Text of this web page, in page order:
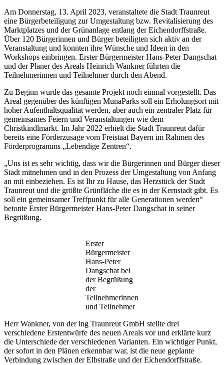
Am Donnerstag, 13. April 2023, veranstaltete die Stadt Traunreut
eine Bürgerbeteiligung zur Umgestaltung bzw. Revitalisierung des
Marktplatzes und der Grünanlage entlang der Eichendorffstraße.
Über 120 Bürgerinnen und Bürger beteiligten sich aktiv an der
Veranstaltung und konnten ihre Wünsche und Ideen in den
Workshops einbringen. Erster Bürgermeister Hans-Peter Dangschat
und der Planer des Areals Heinrich Wankner führten die
Teilnehmerinnen und Teilnehmer durch den Abend.
Zu Beginn wurde das gesamte Projekt noch einmal vorgestellt. Das
Areal gegenüber des künftigen MunaParks soll ein Erholungsort mit
hoher Aufenthaltsqualität werden, aber auch ein zentraler Platz für
gemeinsames Feiern und Veranstaltungen wie dem
Christkindlmarkt. Im Jahr 2022 erhielt die Stadt Traunreut dafür
bereits eine Förderzusage vom Freistaat Bayern im Rahmen des
Förderprogramms „Lebendige Zentren“.
„Uns ist es sehr wichtig, dass wir die Bürgerinnen und Bürger dieser
Stadt mitnehmen und in den Prozess der Umgestaltung von Anfang
an mit einbeziehen. Es ist Ihr zu Hause, das Herzstück der Stadt
Traunreut und die größte Grünfläche die es in der Kernstadt gibt. Es
soll ein gemeinsamer Treffpunkt für alle Generationen werden“
betonte Erster Bürgermeister Hans-Peter Dangschat in seiner
Begrüßung.
Erster
Bürgermeister
Hans-Peter
Dangschat bei
der Begrüßung
der
Teilnehmerinnen
und Teilnehmer
Herr Wankner, von der ing Traunreut GmbH stellte drei
verschiedene Erstentwürfe des neuen Areals vor und erklärte kurz
die Unterschiede der verschiedenen Varianten. Ein wichtiger Punkt,
der sofort in den Plänen erkennbar war, ist die neue geplante
Verbindung zwischen der Elbstraße und der Eichendorffstraße.